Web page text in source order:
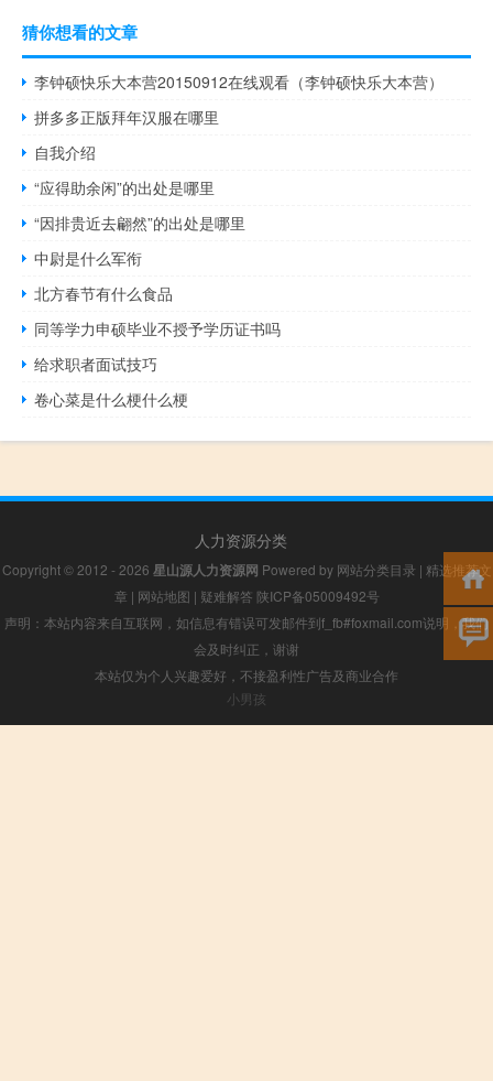
猜你想看的文章
李钟硕快乐大本营20150912在线观看（李钟硕快乐大本营）
拼多多正版拜年汉服在哪里
自我介绍
“应得助余闲”的出处是哪里
“因排贵近去翩然”的出处是哪里
中尉是什么军衔
北方春节有什么食品
同等学力申硕毕业不授予学历证书吗
给求职者面试技巧
卷心菜是什么梗什么梗
人力资源分类
Copyright © 2012 - 2026 星山源人力资源网 Powered by 网站分类目录 | 精选推荐文
章 | 网站地图 | 疑难解答 陕ICP备05009492号
声明：本站内容来自互联网，如信息有错误可发邮件到f_fb#foxmail.com说明，我们
会及时纠正，谢谢
本站仅为个人兴趣爱好，不接盈利性广告及商业合作
小男孩